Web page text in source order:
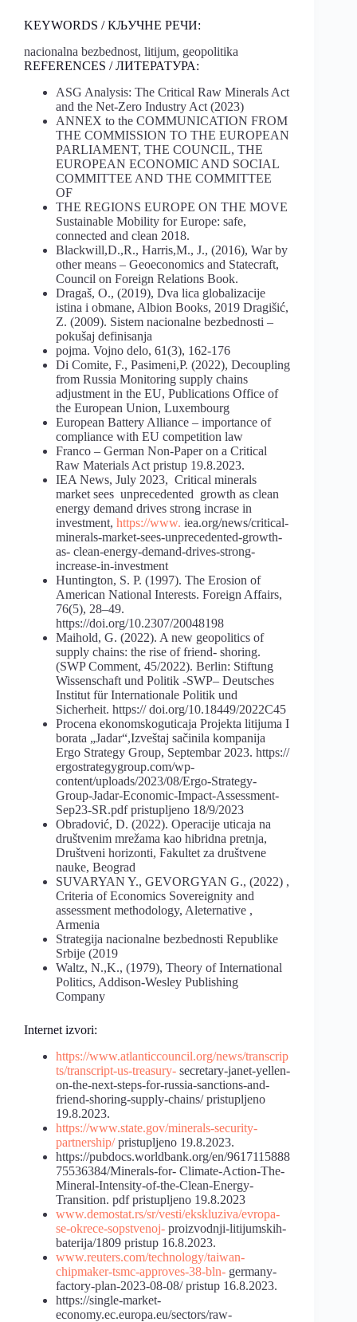
KEYWORDS / КЉУЧНЕ РЕЧИ:
nacionalna bezbednost, litijum, geopolitika
REFERENCES / ЛИТЕРАТУРА:
ASG Analysis: The Critical Raw Minerals Act
and the Net-Zero Industry Act (2023)
ANNEX to the COMMUNICATION FROM
THE COMMISSION TO THE EUROPEAN
PARLIAMENT, THE COUNCIL, THE
EUROPEAN ECONOMIC AND SOCIAL
COMMITTEE AND THE COMMITTEE
OF
THE REGIONS EUROPE ON THE MOVE
Sustainable Mobility for Europe: safe,
connected and clean 2018.
Blackwill,D.,R., Harris,M., J., (2016), War by
other means – Geoeconomics and Statecraft,
Council on Foreign Relations Book.
Dragaš, O., (2019), Dva lica globalizacije
istina i obmane, Albion Books, 2019 Dragišić,
Z. (2009). Sistem nacionalne bezbednosti –
pokušaj definisanja
pojma. Vojno delo, 61(3), 162-176
Di Comite, F., Pasimeni,P. (2022), Decoupling
from Russia Monitoring supply chains
adjustment in the EU, Publications Office of
the European Union, Luxembourg
European Battery Alliance – importance of
compliance with EU competition law
Franco – German Non-Paper on a Critical
Raw Materials Act pristup 19.8.2023.
IEA News, July 2023, Critical minerals
market sees unprecedented growth as clean
energy demand drives strong incrase in
investment, https://www. iea.org/news/critical-
minerals-market-sees-unprecedented-growth-
as- clean-energy-demand-drives-strong-
increase-in-investment
Huntington, S. P. (1997). The Erosion of
American National Interests. Foreign Affairs,
76(5), 28–49.
https://doi.org/10.2307/20048198
Maihold, G. (2022). A new geopolitics of
supply chains: the rise of friend- shoring.
(SWP Comment, 45/2022). Berlin: Stiftung
Wissenschaft und Politik -SWP– Deutsches
Institut für Internationale Politik und
Sicherheit. https:// doi.org/10.18449/2022C45
Procena ekonomskoguticaja Projekta litijuma I
borata „Jadar“,Izveštaj sačinila kompanija
Ergo Strategy Group, Septembar 2023. https://
ergostrategygroup.com/wp-
content/uploads/2023/08/Ergo-Strategy-
Group-Jadar-Economic-Impact-Assessment-
Sep23-SR.pdf pristupljeno 18/9/2023
Obradović, D. (2022). Operacije uticaja na
društvenim mrežama kao hibridna pretnja,
Društveni horizonti, Fakultet za društvene
nauke, Beograd
SUVARYAN Y., GEVORGYAN G., (2022) ,
Criteria of Economics Sovereignity and
assessment methodology, Aleternative ,
Armenia
Strategija nacionalne bezbednosti Republike
Srbije (2019
Waltz, N.,K., (1979), Theory of International
Politics, Addison-Wesley Publishing
Company
Internet izvori:
https://www.atlanticcouncil.org/news/transcrip
ts/transcript-us-treasury- secretary-janet-yellen-
on-the-next-steps-for-russia-sanctions-and-
friend-shoring-supply-chains/ pristupljeno
19.8.2023.
https://www.state.gov/minerals-security-
partnership/pristupljeno 19.8.2023.
https://pubdocs.worldbank.org/en/9617115888
75536384/Minerals-for- Climate-Action-The-
Mineral-Intensity-of-the-Clean-Energy-
Transition. pdf pristupljeno 19.8.2023
www.demostat.rs/sr/vesti/ekskluziva/evropa-
se-okrece-sopstvenoj- proizvodnji-litijumskih-
baterija/1809 pristup 16.8.2023.
www.reuters.com/technology/taiwan-
chipmaker-tsmc-approves-38-bln- germany-
factory-plan-2023-08-08/ pristup 16.8.2023.
https://single-market-
economy.ec.europa.eu/sectors/raw-